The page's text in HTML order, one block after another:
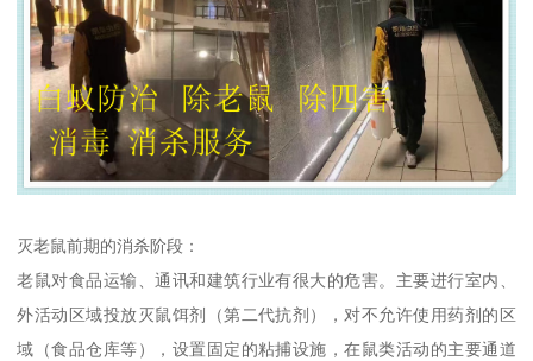
灭老鼠前期的消杀阶段：
老鼠对食品运输、通讯和建筑行业有很大的危害。主要进行室内、
外活动区域投放灭鼠饵剂（第二代抗剂），对不允许使用药剂的区
域（食品仓库等），设置固定的粘捕设施，在鼠类活动的主要通道